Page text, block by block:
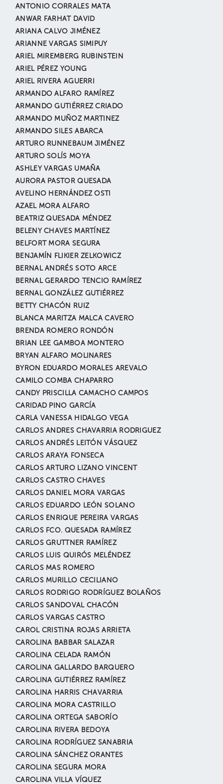
ANTONIO CORRALES MATA
ANWAR FARHAT DAVID
ARIANA CALVO JIMÉNEZ
ARIANNE VARGAS SIMIPUY
ARIEL MIREMBERG RUBINSTEIN
ARIEL PÉREZ YOUNG
ARIEL RIVERA AGUERRI
ARMANDO ALFARO RAMÍREZ
ARMANDO GUTIÉRREZ CRIADO
ARMANDO MUÑOZ MARTINEZ
ARMANDO SILES ABARCA
ARTURO RUNNEBAUM JIMÉNEZ
ARTURO SOLÍS MOYA
ASHLEY VARGAS UMAÑA
AURORA PASTOR QUESADA
AVELINO HERNÁNDEZ OSTI
AZAEL MORA ALFARO
BEATRIZ QUESADA MÉNDEZ
BELENY CHAVES MARTÍNEZ
BELFORT MORA SEGURA
BENJAMÍN FLIKIER ZELKOWICZ
BERNAL ANDRÉS SOTO ARCE
BERNAL GERARDO TENCIO RAMÍREZ
BERNAL GONZÁLEZ GUTIÉRREZ
BETTY CHACÓN RUIZ
BLANCA MARITZA MALCA CAVERO
BRENDA ROMERO RONDÓN
BRIAN LEE GAMBOA MONTERO
BRYAN ALFARO MOLINARES
BYRON EDUARDO MORALES AREVALO
CAMILO COMBA CHAPARRO
CANDY PRISCILLA CAMACHO CAMPOS
CARIDAD PINO GARCÍA
CARLA VANESSA HIDALGO VEGA
CARLOS ANDRES CHAVARRIA RODRIGUEZ
CARLOS ANDRÉS LEITÓN VÁSQUEZ
CARLOS ARAYA FONSECA
CARLOS ARTURO LIZANO VINCENT
CARLOS CASTRO CHAVES
CARLOS DANIEL MORA VARGAS
CARLOS EDUARDO LEÓN SOLANO
CARLOS ENRIQUE PEREIRA VARGAS
CARLOS FCO. QUESADA RAMÍREZ
CARLOS GRUTTNER RAMÍREZ
CARLOS LUIS QUIRÓS MELÉNDEZ
CARLOS MAS ROMERO
CARLOS MURILLO CECILIANO
CARLOS RODRIGO RODRÍGUEZ BOLAÑOS
CARLOS SANDOVAL CHACÓN
CARLOS VARGAS CASTRO
CAROL CRISTINA ROJAS ARRIETA
CAROLINA BABBAR SALAZAR
CAROLINA CELADA RAMÓN
CAROLINA GALLARDO BARQUERO
CAROLINA GUTIÉRREZ RAMÍREZ
CAROLINA HARRIS CHAVARRIA
CAROLINA MORA CASTRILLO
CAROLINA ORTEGA SABORÍO
CAROLINA RIVERA BEDOYA
CAROLINA RODRÍGUEZ SANABRIA
CAROLINA SÁNCHEZ ORANTES
CAROLINA SEGURA MORA
CAROLINA VILLA VÍQUEZ